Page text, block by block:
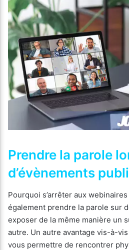
Prendre la parole
d’évènements
Pourquoi s’arrêter aux
également prendre la parole sur
exposer de la même manière un
autre. Un autre avantage vis-à-
vous permettre de rencontrer